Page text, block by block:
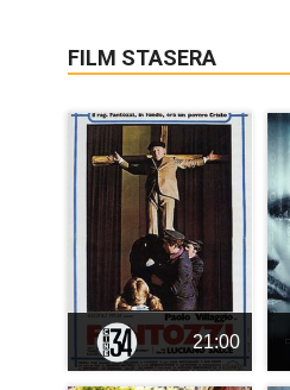
FILM STASERA
21:00